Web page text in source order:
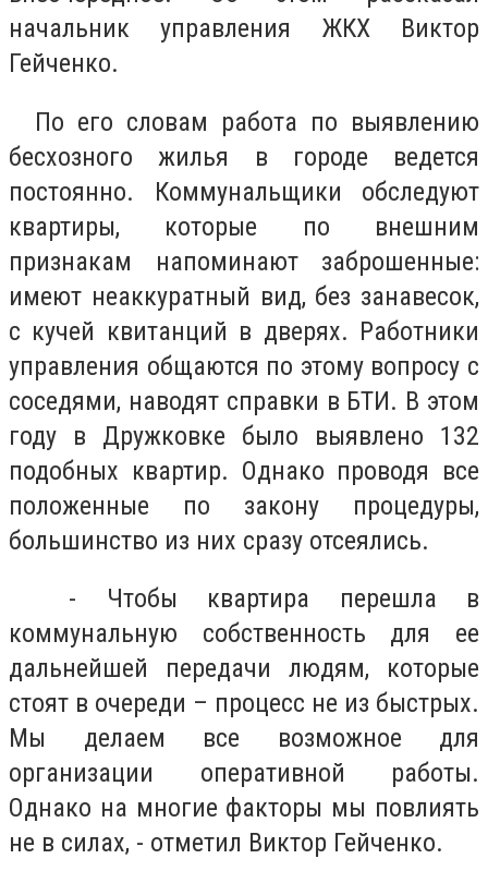
начальник управления ЖКХ Виктор
Гейченко.
По его словам работа по выявлению
бесхозного жилья в городе ведется
постоянно. Коммунальщики обследуют
квартиры, которые по внешним
признакам напоминают заброшенные:
имеют неаккуратный вид, без занавесок,
с кучей квитанций в дверях. Работники
управления общаются по этому вопросу с
соседями, наводят справки в БТИ. В этом
году в Дружковке было выявлено 132
подобных квартир. Однако проводя все
положенные по закону процедуры,
большинство из них сразу отсеялись.
- Чтобы квартира перешла в
коммунальную собственность для ее
дальнейшей передачи людям, которые
стоят в очереди – процесс не из быстрых.
Мы делаем все возможное для
организации оперативной работы.
Однако на многие факторы мы повлиять
не в силах, - отметил Виктор Гейченко.